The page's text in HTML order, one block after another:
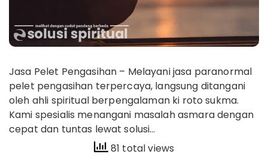
Jasa Pelet Pengasihan – Melayani jasa paranormal
pelet pengasihan terpercaya, langsung ditangani
oleh ahli spiritual berpengalaman ki roto sukma.
Kami spesialis menangani masalah asmara dengan
cepat dan tuntas lewat solusi…
81 total views